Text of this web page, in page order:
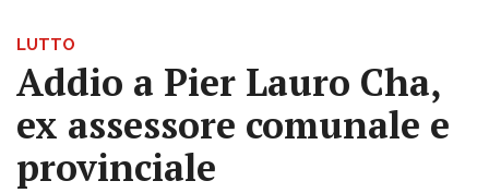
LUTTO
Addio a Pier Lauro Cha,
ex assessore comunale e
provinciale